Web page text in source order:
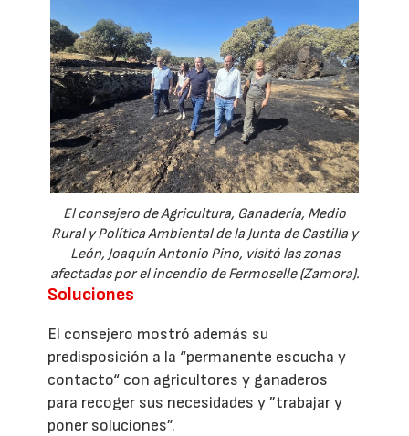
El consejero de Agricultura, Ganadería, Medio
Rural y Política Ambiental de la Junta de Castilla y
León, Joaquín Antonio Pino, visitó las zonas
afectadas por el incendio de Fermoselle (Zamora).
Soluciones
El consejero mostró además su
predisposición a la “permanente escucha y
contacto“ con agricultores y ganaderos
para recoger sus necesidades y ”trabajar y
poner soluciones”.